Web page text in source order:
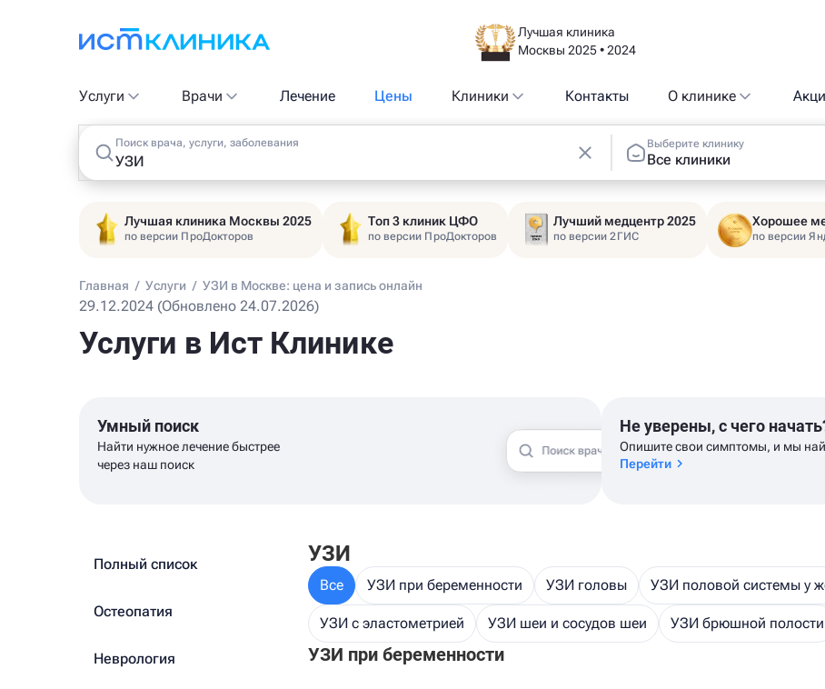
Лучшая клиника
Москвы 2025 • 2024
Услуги Врачи Лечение Цены Клиники Контакты О клинике
Поиск врача, услуги, заболевания Выберите клинику
Все клиники
Лучшая клиника Москвы 2025
по версии ПроДокторов
Топ 3 клиник ЦФО
по версии ПроДокторов
Лучший медцентр 2025
по версии 2ГИС
Хорошее
по версии
Главная / Услуги / УЗИ в Москве: цена и запись онлайн
29.12.2024 (Обновлено 24.07.2026)
Услуги в Ист Клинике
Умный поиск
Найти нужное лечение быстрее
через наш поиск
Не уверены, с чего
Опишите свои симптомы, и мы
Перейти
Полный список
Остеопатия
Неврология
УЗИ
Все УЗИ при беременности УЗИ головы УЗИ половой системы у
УЗИ с эластометрией УЗИ шеи и сосудов шеи УЗИ брюшной полости
УЗИ при беременности